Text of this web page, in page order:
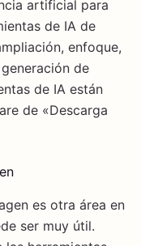
artificial para
de IA de
enfoque,
de
de IA están
de «Descarga
es otra área en
ser muy útil.